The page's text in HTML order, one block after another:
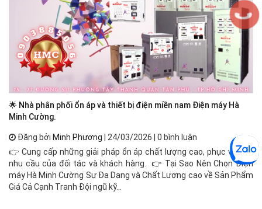
🌟 Nhà phân phối ổn áp và thiết bị điện miền nam Điện máy Hà
Minh Cường.
Đăng bởi Minh Phương | 24/03/2026 | 0 bình luận
👉 Cung cấp những giải pháp ổn áp chất lượng cao, phục vụ mọi
nhu cầu của đối tác và khách hàng. 👉 Tại Sao Nên Chọn Điện
máy Hà Minh Cường Sự Đa Dạng và Chất Lượng cao về Sản Phẩm
Giá Cả Cạnh Tranh Đội ngũ kỹ...